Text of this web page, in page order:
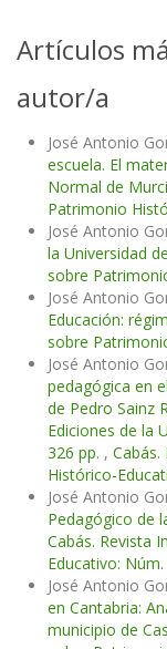
Artículos
autor/a
José Antonio
escuela. El
Normal de
Patrimonio
José Antonio
la Universidad
sobre
José Antonio
Educación:
sobre
José Antonio
pedagógica en
de Pedro Sainz
Ediciones de la
326 pp. ,
Histórico-
José Antonio
Pedagógico de
Cabás. Revista
Educativo:
José Antonio
en Cantabria:
municipio de